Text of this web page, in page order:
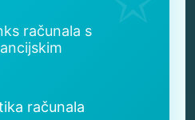
računala s
računala